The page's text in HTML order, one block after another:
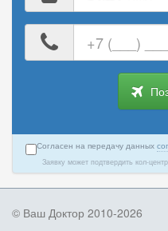
Согласен на передачу данных
Заявку может подтвердить кол-
© Ваш Доктор 2010-2026